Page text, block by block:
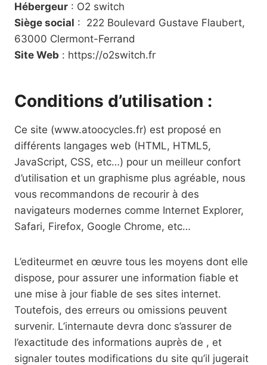
Hébergeur : O2 switch
Siège social : 222 Boulevard Gustave Flaubert,
63000 Clermont-Ferrand
Site Web : https://o2switch.fr
Conditions d’utilisation :
Ce site (www.atoocycles.fr) est proposé en
différents langages web (HTML, HTML5,
JavaScript, CSS, etc…) pour un meilleur confort
d’utilisation et un graphisme plus agréable, nous
vous recommandons de recourir à des
navigateurs modernes comme Internet Explorer,
Safari, Firefox, Google Chrome, etc…
L’editeurmet en œuvre tous les moyens dont elle
dispose, pour assurer une information fiable et
une mise à jour fiable de ses sites internet.
Toutefois, des erreurs ou omissions peuvent
survenir. L’internaute devra donc s’assurer de
l’exactitude des informations auprès de , et
signaler toutes modifications du site qu’il jugerait